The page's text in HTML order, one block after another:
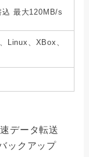
最大120MB/s
Linux、XBox、
データ転送
ックアップ